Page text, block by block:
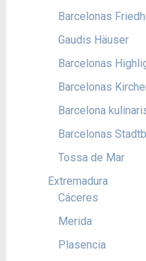
Barcelonas
Gaudis Häuser
Barcelonas
Barcelonas
Barcelona
Barcelonas
Tossa de Mar
Extremadura
Cáceres
Merida
Plasencia